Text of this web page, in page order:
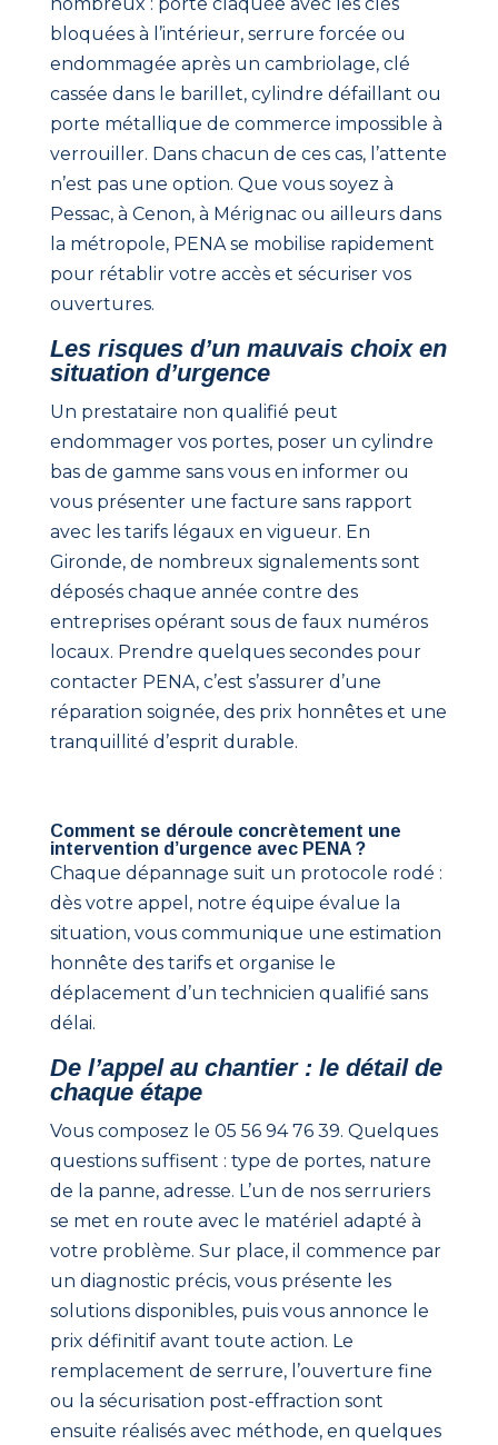
bloquées à l’intérieur, serrure forcée ou
endommagée après un cambriolage, clé
cassée dans le barillet, cylindre défaillant ou
porte métallique de commerce impossible à
verrouiller. Dans chacun de ces cas, l’attente
n’est pas une option. Que vous soyez à
Pessac, à Cenon, à Mérignac ou ailleurs dans
la métropole, PENA se mobilise rapidement
pour rétablir votre accès et sécuriser vos
ouvertures.
Les risques d’un mauvais choix en
situation d’urgence
Un prestataire non qualifié peut
endommager vos portes, poser un cylindre
bas de gamme sans vous en informer ou
vous présenter une facture sans rapport
avec les tarifs légaux en vigueur. En
Gironde, de nombreux signalements sont
déposés chaque année contre des
entreprises opérant sous de faux numéros
locaux. Prendre quelques secondes pour
contacter PENA, c’est s’assurer d’une
réparation soignée, des prix honnêtes et une
tranquillité d’esprit durable.
Comment se déroule concrètement une
intervention d’urgence avec PENA ?
Chaque dépannage suit un protocole rodé :
dès votre appel, notre équipe évalue la
situation, vous communique une estimation
honnête des tarifs et organise le
déplacement d’un technicien qualifié sans
délai.
De l’appel au chantier : le détail de
chaque étape
Vous composez le 05 56 94 76 39. Quelques
questions suffisent : type de portes, nature
de la panne, adresse. L’un de nos serruriers
se met en route avec le matériel adapté à
votre problème. Sur place, il commence par
un diagnostic précis, vous présente les
solutions disponibles, puis vous annonce le
prix définitif avant toute action. Le
remplacement de serrure, l’ouverture fine
ou la sécurisation post-effraction sont
ensuite réalisés avec méthode, en quelques